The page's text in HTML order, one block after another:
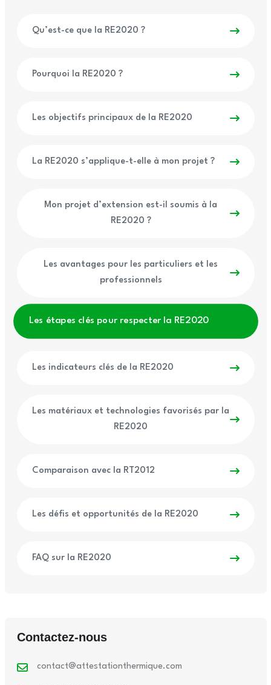
Qu’est-ce que la RE2020 ?
Pourquoi la RE2020 ?
Les objectifs principaux de la RE2020
La RE2020 s’applique-t-elle à mon projet ?
Mon projet d’extension est-il soumis à la
RE2020 ?
Les avantages pour les particuliers et les
professionnels
Les étapes clés pour respecter la RE2020
Les indicateurs clés de la RE2020
Les matériaux et technologies favorisés par la
RE2020
Comparaison avec la RT2012
Les défis et opportunités de la RE2020
FAQ sur la RE2020
Contactez-nous
contact@attestationthermique.com